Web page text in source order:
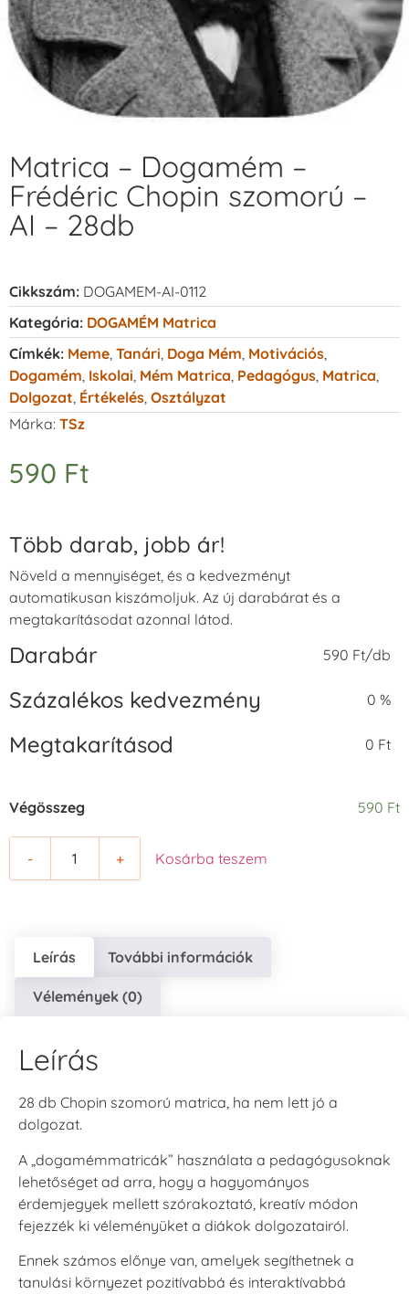
Matrica – Dogamém –
Frédéric Chopin szomorú –
AI – 28db
Cikkszám: DOGAMEM-AI-0112
Kategória: DOGAMÉM Matrica
Címkék: Meme Tanári Doga Mém Motivációs
Dogamém Iskolai Mém Matrica Pedagógus Matrica
Dolgozat Értékelés Osztályzat
Márka: TSz
590 Ft
Több darab, jobb ár!
Növeld a mennyiséget, és a kedvezményt
automatikusan kiszámoljuk. Az új darabárat és a
megtakarításodat azonnal látod.
Darabár 590 Ft/db
Százalékos kedvezmény 0 %
Megtakarításod 0 Ft
Végösszeg 590 Ft
- + Kosárba teszem
Leírás További információk
Vélemények (0)
Leírás
28 db Chopin szomorú matrica, ha nem lett jó a
dolgozat.
A „dogamémmatricák” használata a pedagógusoknak
lehetőséget ad arra, hogy a hagyományos
érdemjegyek mellett szórakoztató, kreatív módon
fejezzék ki véleményüket a diákok dolgozatairól.
Ennek számos előnye van, amelyek segíthetnek a
tanulási környezet pozitívabbá és interaktívabbá